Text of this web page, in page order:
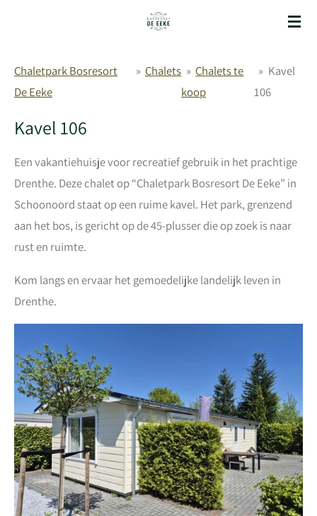
de
hoofdinhoud
Chaletpark Bosresort
De Eeke
» Chalets » Chalets te
koop
» Kavel
106
Kavel 106
Een vakantiehuisje voor recreatief gebruik in het prachtige
Drenthe. Deze chalet op “Chaletpark Bosresort De Eeke” in
Schoonoord staat op een ruime kavel. Het park, grenzend
aan het bos, is gericht op de 45-plusser die op zoek is naar
rust en ruimte.
Kom langs en ervaar het gemoedelijke landelijk leven in
Drenthe.